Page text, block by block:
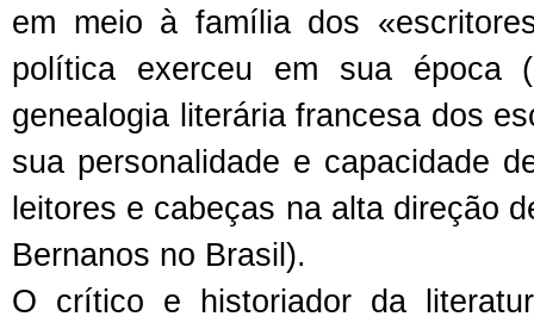
em meio à família dos
política exerceu em sua época
genealogia literária francesa dos
sua personalidade e capacidade
leitores e cabeças na alta direção
Bernanos no Brasil).
O crítico e historiador da